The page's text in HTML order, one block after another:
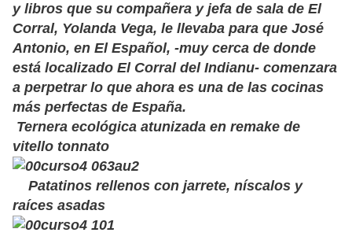
y libros que su compañera y jefa de sala de El
Corral, Yolanda Vega, le llevaba para que José
Antonio, en El Español, -muy cerca de donde
está localizado El Corral del Indianu- comenzara
a perpetrar lo que ahora es una de las cocinas
más perfectas de España.
Ternera ecológica atunizada en remake de
vitello tonnato
Patatinos rellenos con jarrete, níscalos y
raíces asadas